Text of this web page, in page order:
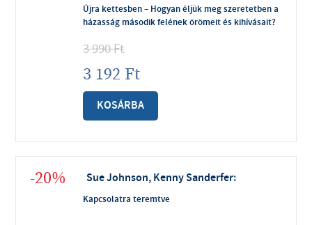
Újra kettesben – Hogyan éljük meg szeretetben a
házasság második felének örömeit és kihívásait?
3 990Ft
3 192 Ft
KOSÁRBA
-20% Sue Johnson, Kenny Sanderfer:
Kapcsolatra teremtve